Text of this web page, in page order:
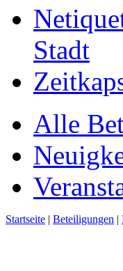
Stadt
Alle
Startseite | Beteiligungen |